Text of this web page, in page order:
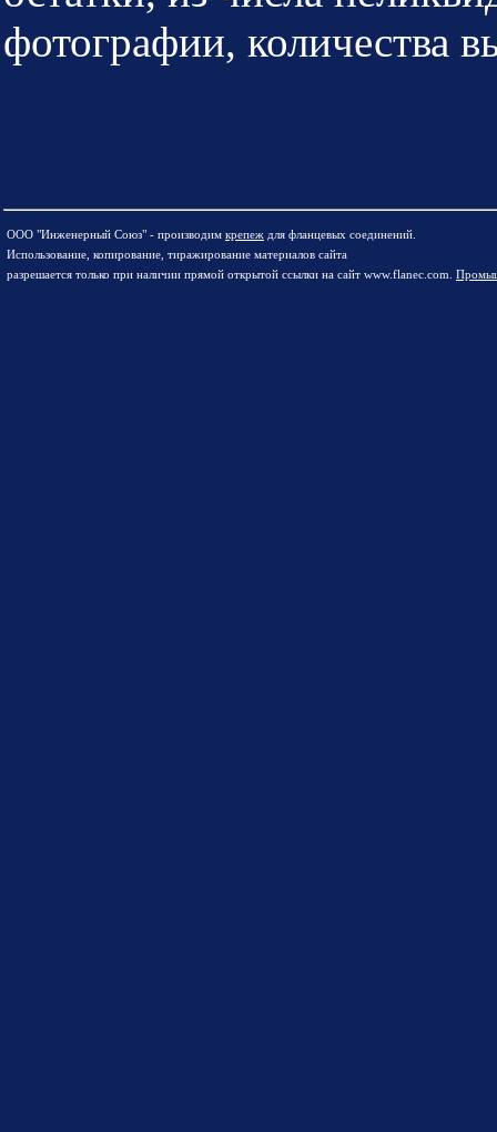
фотографии, количества
ООО "Инженерный Союз" - производим крепеж для фланцевых соединений.
Использование, копирование, тиражирование материалов сайта
разрешается только при наличии прямой открытой ссылки на сайт www.flanec.com.